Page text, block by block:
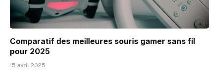
Comparatif des meilleures souris gamer sans fil
pour 2025
15 avril 2025